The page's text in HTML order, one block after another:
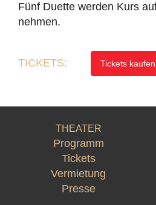
Fünf Duette werden Kurs
nehmen.
TICKETS: Tickets kaufen
THEATER
Programm
Tickets
Vermietung
Presse